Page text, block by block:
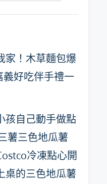
家！木草麵包爆
好吃伴手禮一
孩自己動手做點
薯三色地瓜薯
冷凍點心開
桌的三色地瓜薯